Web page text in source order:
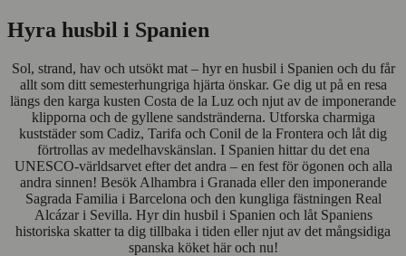
Hyra husbil i Spanien
Sol, strand, hav och utsökt mat – hyr en husbil i Spanien och du får
allt som ditt semesterhungriga hjärta önskar. Ge dig ut på en resa
längs den karga kusten Costa de la Luz och njut av de imponerande
klipporna och de gyllene sandstränderna. Utforska charmiga
kuststäder som Cadiz, Tarifa och Conil de la Frontera och låt dig
förtrollas av medelhavskänslan. I Spanien hittar du det ena
UNESCO-världsarvet efter det andra – en fest för ögonen och alla
andra sinnen! Besök Alhambra i Granada eller den imponerande
Sagrada Familia i Barcelona och den kungliga fästningen Real
Alcázar i Sevilla. Hyr din husbil i Spanien och låt Spaniens
historiska skatter ta dig tillbaka i tiden eller njut av det mångsidiga
spanska köket här och nu!